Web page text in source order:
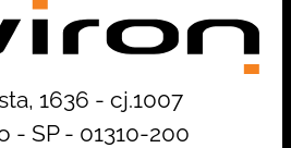
1636 - cj.1007
- SP - 01310-200